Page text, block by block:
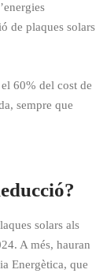
de plaques solars
60% del cost de
sempre que
solars als
A més, hauran
Energètica, que